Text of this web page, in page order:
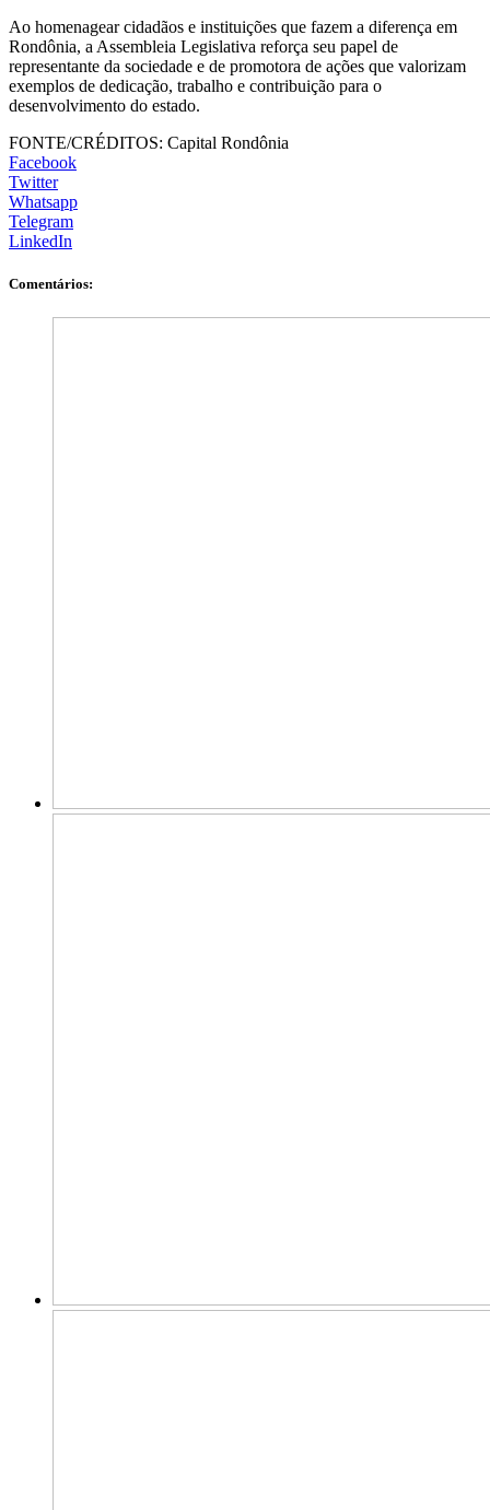
Ao homenagear cidadãos e instituições que fazem a diferença em
Rondônia, a Assembleia Legislativa reforça seu papel de
representante da sociedade e de promotora de ações que valorizam
exemplos de dedicação, trabalho e contribuição para o
desenvolvimento do estado.
FONTE/CRÉDITOS: Capital Rondônia
Facebook
Twitter
Whatsapp
Telegram
LinkedIn
Comentários: